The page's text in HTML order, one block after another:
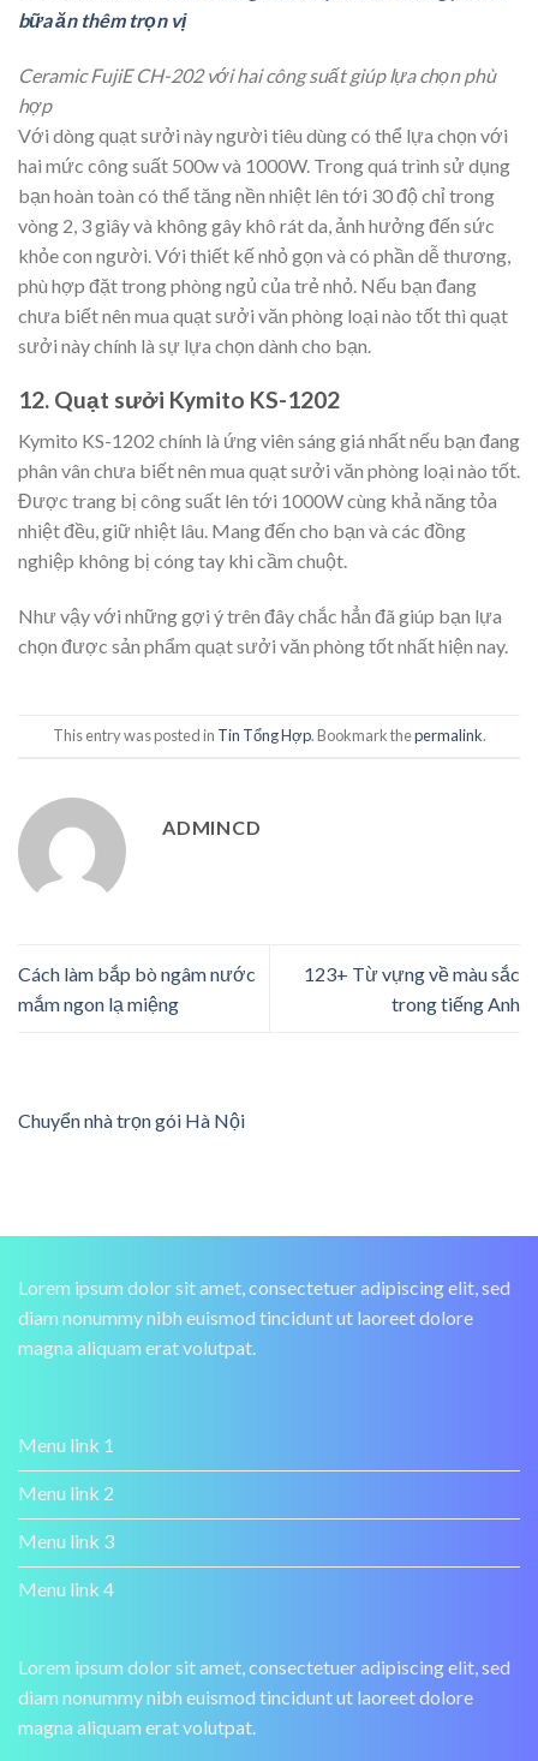
bữa ăn thêm trọn vị
Ceramic FujiE CH-202 với hai công suất giúp lựa chọn phù
hợp
Với dòng quạt sưởi này người tiêu dùng có thể lựa chọn với
hai mức công suất 500w và 1000W. Trong quá trình sử dụng
bạn hoàn toàn có thể tăng nền nhiệt lên tới 30 độ chỉ trong
vòng 2, 3 giây và không gây khô rát da, ảnh hưởng đến sức
khỏe con người. Với thiết kế nhỏ gọn và có phần dễ thương,
phù hợp đặt trong phòng ngủ của trẻ nhỏ. Nếu bạn đang
chưa biết nên mua quạt sưởi văn phòng loại nào tốt thì quạt
sưởi này chính là sự lựa chọn dành cho bạn.
12. Quạt sưởi Kymito KS-1202
Kymito KS-1202 chính là ứng viên sáng giá nhất nếu bạn đang
phân vân chưa biết nên mua quạt sưởi văn phòng loại nào tốt.
Được trang bị công suất lên tới 1000W cùng khả năng tỏa
nhiệt đều, giữ nhiệt lâu. Mang đến cho bạn và các đồng
nghiệp không bị cóng tay khi cầm chuột.
Như vậy với những gợi ý trên đây chắc hẳn đã giúp bạn lựa
chọn được sản phẩm quạt sưởi văn phòng tốt nhất hiện nay.
This entry was posted in Tin Tổng Hợp. Bookmark thepermalink.
ADMINCD
Cách làm bắp bò ngâm nước
mắm ngon lạ miệng
123+ Từ vựng về màu sắc
trong tiếng Anh
Chuyển nhà trọn gói Hà Nội
Lorem ipsum dolor sit amet, consectetuer adipiscing elit, sed
diam nonummy nibh euismod tincidunt ut laoreet dolore
magna aliquam erat volutpat.
Menu link 1
Menu link 2
Menu link 3
Menu link 4
Lorem ipsum dolor sit amet, consectetuer adipiscing elit, sed
diam nonummy nibh euismod tincidunt ut laoreet dolore
magna aliquam erat volutpat.